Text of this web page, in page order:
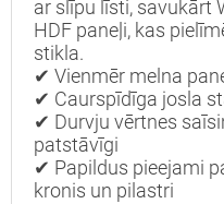
ar slīpu līsti, savukārt
HDF paneļi, kas
stikla.
✔ Vienmēr melna
✔ Caurspīdīga josla
✔ Durvju vērtnes
patstāvīgi
✔ Papildus pieejami
kronis un pilastri